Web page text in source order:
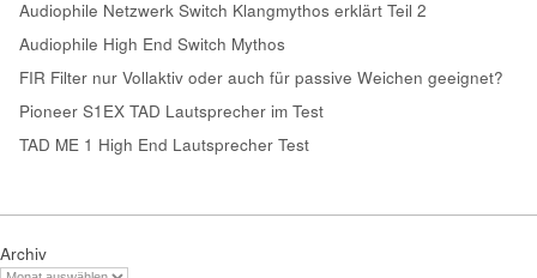
Audiophile Netzwerk Switch Klangmythos erklärt Teil 2
Audiophile High End Switch Mythos
FIR Filter nur Vollaktiv oder auch für passive Weichen geeignet?
Pioneer S1EX TAD Lautsprecher im Test
TAD ME 1 High End Lautsprecher Test
Archiv